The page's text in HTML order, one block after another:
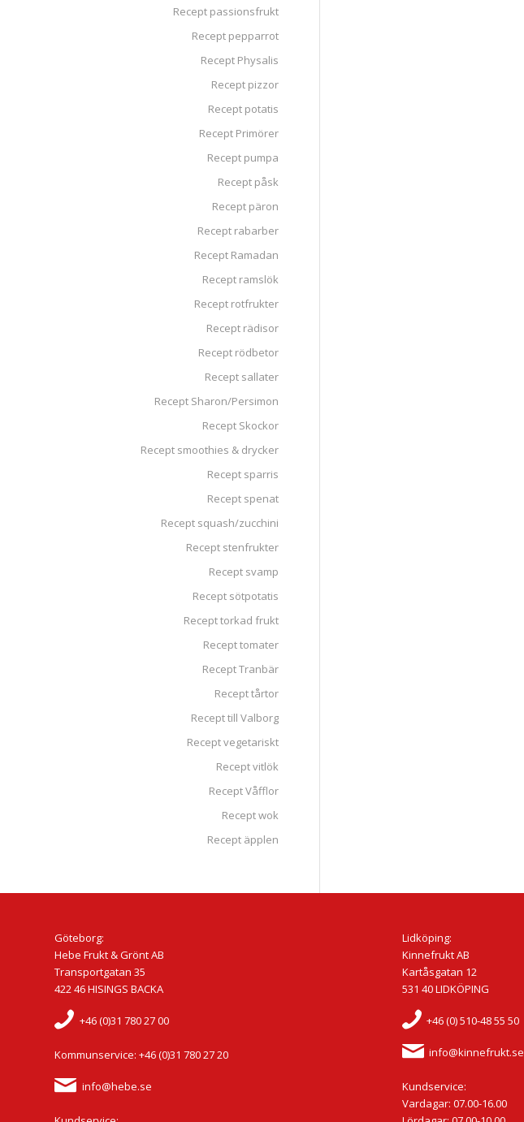
Recept passionsfrukt
Recept pepparrot
Recept Physalis
Recept pizzor
Recept potatis
Recept Primörer
Recept pumpa
Recept påsk
Recept päron
Recept rabarber
Recept Ramadan
Recept ramslök
Recept rotfrukter
Recept rädisor
Recept rödbetor
Recept sallater
Recept Sharon/Persimon
Recept Skockor
Recept smoothies & drycker
Recept sparris
Recept spenat
Recept squash/zucchini
Recept stenfrukter
Recept svamp
Recept sötpotatis
Recept torkad frukt
Recept tomater
Recept Tranbär
Recept tårtor
Recept till Valborg
Recept vegetariskt
Recept vitlök
Recept Våfflor
Recept wok
Recept äpplen
Göteborg:
Hebe Frukt & Grönt AB
Transportgatan 35
422 46 HISINGS BACKA
+46 (0)31 780 27 00
Kommunservice: +46 (0)31 780 27 20
info@hebe.se
Lidköping:
Kinnefrukt AB
Kartåsgatan 12
531 40 LIDKÖPING
+46 (0) 510-48 55 50
info@kinnefrukt.se
Kundservice:
Vardagar: 07.00-16.00